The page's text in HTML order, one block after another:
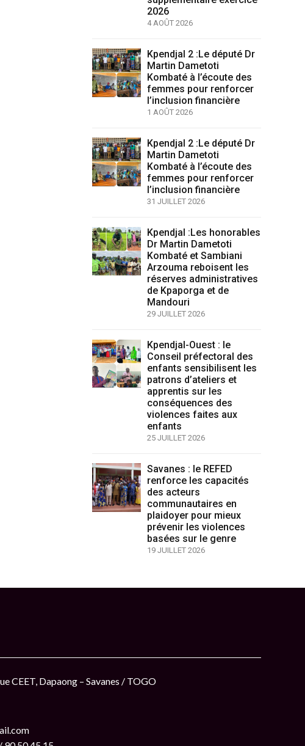
2026
4 AOÛT 2026
Kpendjal 2 :Le député Dr
Martin Dametoti
Kombaté à l’écoute des
femmes pour renforcer
l’inclusion financière
1 AOÛT 2026
Kpendjal 2 :Le député Dr
Martin Dametoti
Kombaté à l’écoute des
femmes pour renforcer
l’inclusion financière
31 JUILLET 2026
Kpendjal :Les honorables
Dr Martin Dametoti
Kombaté et Sambiani
Arzouma reboisent les
réserves administratives
de Kpaporga et de
Mandouri
29 JUILLET 2026
Kpendjal-Ouest : le
Conseil préfectoral des
enfants sensibilisent les
patrons d’ateliers et
apprentis sur les
conséquences des
violences faites aux
enfants
25 JUILLET 2026
Savanes : le REFED
renforce les capacités
des acteurs
communautaires en
plaidoyer pour mieux
prévenir les violences
basées sur le genre
19 JUILLET 2026
CEET, Dapaong – Savanes / TOGO